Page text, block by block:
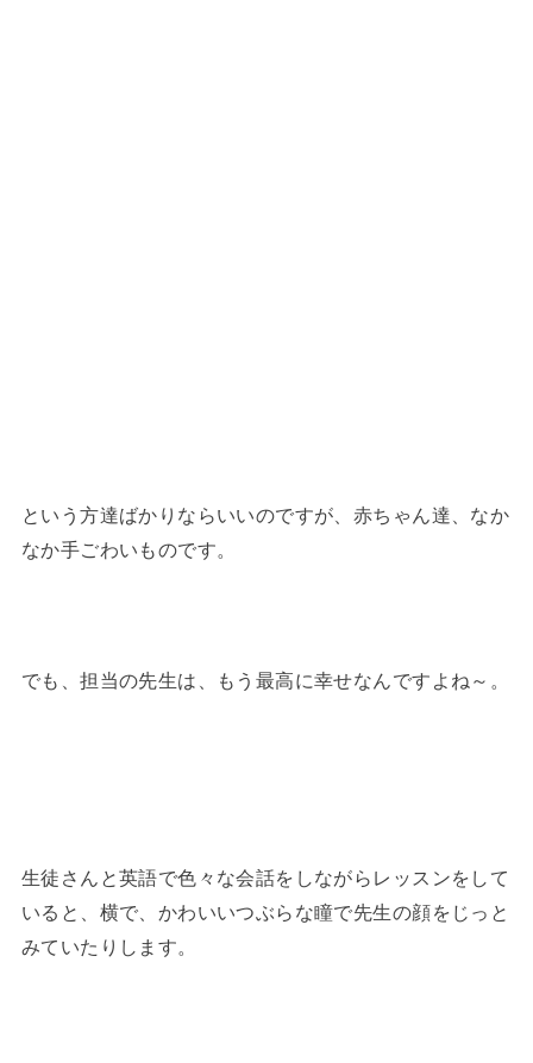
という方達ばかりならいいのですが、赤ちゃん達、なか
なか手ごわいものです。
でも、担当の先生は、もう最高に幸せなんですよね～。
生徒さんと英語で色々な会話をしながらレッスンをして
いると、横で、かわいいつぶらな瞳で先生の顔をじっと
みていたりします。